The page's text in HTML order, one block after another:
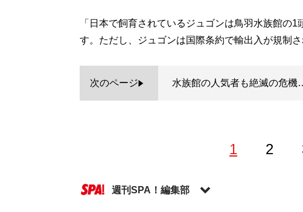
「日本で飼育されているジュゴンは鳥羽水族館の
す。ただし、ジュゴンは国際条約で輸出入が規制
次のページ 水族館の人気者も絶滅の危機
1 2
週刊SPA！編集部